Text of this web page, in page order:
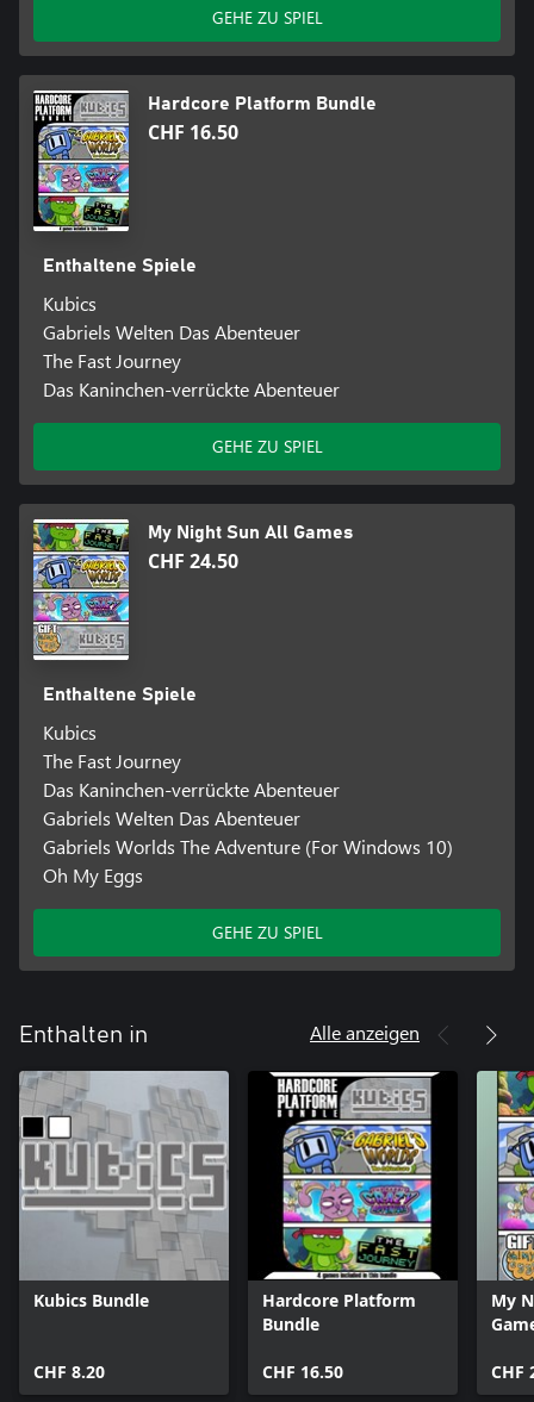
GEHE ZU SPIEL
Hardcore Platform Bundle
CHF 16.50
Enthaltene Spiele
Kubics
Gabriels Welten Das Abenteuer
The Fast Journey
Das Kaninchen-verrückte Abenteuer
GEHE ZU SPIEL
My Night Sun All Games
CHF 24.50
Enthaltene Spiele
Kubics
The Fast Journey
Das Kaninchen-verrückte Abenteuer
Gabriels Welten Das Abenteuer
Gabriels Worlds The Adventure (For Windows 10)
Oh My Eggs
GEHE ZU SPIEL
Enthalten in Alle anzeigen
Kubics Bundle
CHF 8.20
Hardcore Platform
Bundle
CHF 16.50
My
CHF